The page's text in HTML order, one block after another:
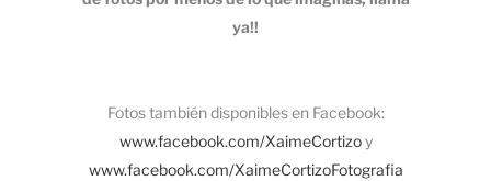
ya!!
Fotos también disponibles en Facebook:
www.facebook.com/XaimeCortizoy
www.facebook.com/XaimeCortizoFotografia